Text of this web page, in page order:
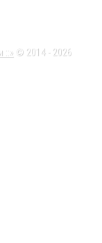
::» © 2014 - 2026